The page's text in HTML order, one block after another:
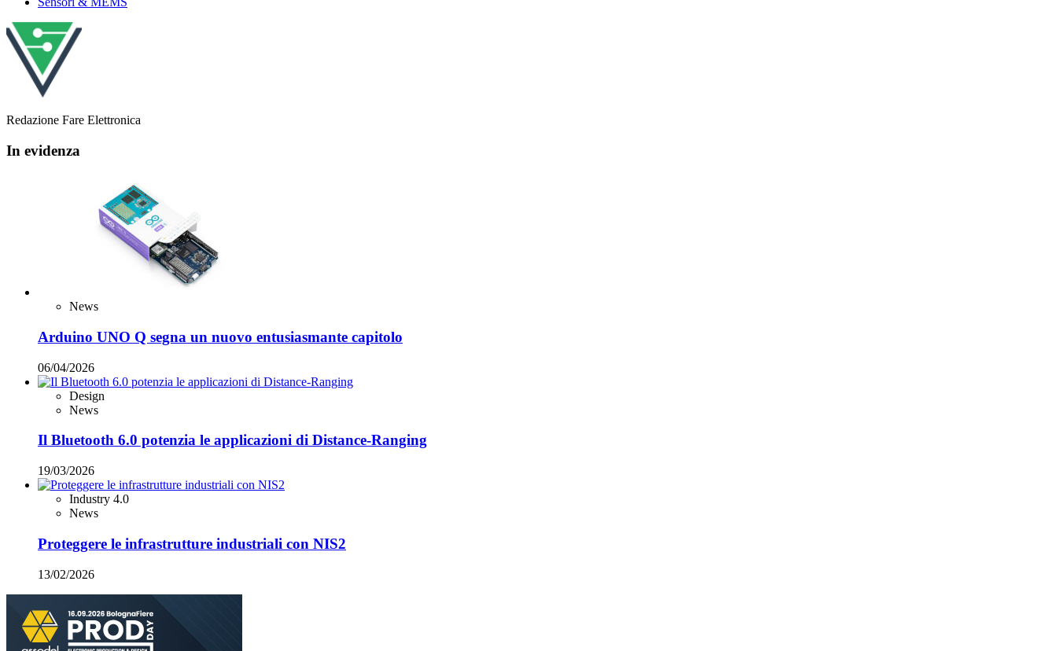
Redazione Fare Elettronica
In evidenza
News
Arduino UNO Q segna un nuovo entusiasmante capitolo
06/04/2026
Design
News
Il Bluetooth 6.0 potenzia le applicazioni di Distance-Ranging
19/03/2026
Industry 4.0
News
Proteggere le infrastrutture industriali con NIS2
13/02/2026